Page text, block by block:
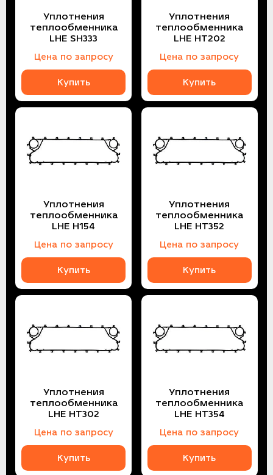
Уплотнения
теплообменника
LHE SH333
Цена по запросу
Купить
Уплотнения
теплообменника
LHE HT202
Цена по запросу
Купить
Уплотнения
теплообменника
LHE H154
Цена по запросу
Купить
Уплотнения
теплообменника
LHE HT352
Цена по запросу
Купить
Уплотнения
теплообменника
LHE HT302
Цена по запросу
Купить
Уплотнения
теплообменника
LHE HT354
Цена по запросу
Купить